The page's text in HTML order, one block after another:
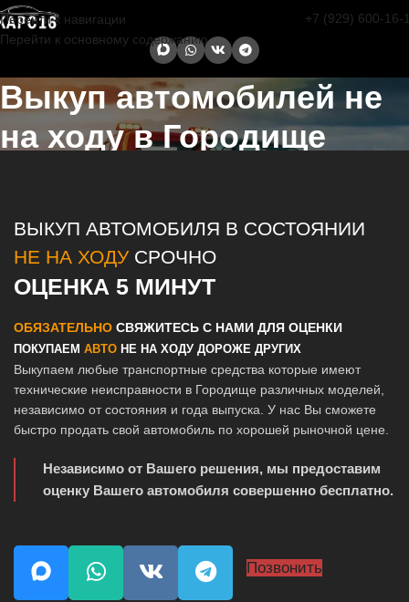
Перейти к навигации
Перейти к основному содержанию
+7 (929) 600-16-
Выкуп автомобилей не
на ходу в Городище
ВЫКУП АВТОМОБИЛЯ В СОСТОЯНИИ
НЕ НА ХОДУСРОЧНО
ОЦЕНКА 5 МИНУТ
ОБЯЗАТЕЛЬНО СВЯЖИТЕСЬ С НАМИ ДЛЯ ОЦЕНКИ
ПОКУПАЕМ АВТО НЕ НА ХОДУ ДОРОЖЕ ДРУГИХ
Выкупаем любые транспортные средства которые имеют
технические неисправности в Городище различных моделей,
независимо от состояния и года выпуска. У нас Вы сможете
быстро продать свой автомобиль по хорошей рыночной цене.
Независимо от Вашего решения, мы предоставим
оценку Вашего автомобиля совершенно бесплатно.
Позвонить